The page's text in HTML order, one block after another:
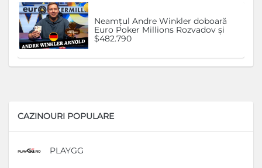
Neamțul Andre Winkler doboară
Euro Poker Millions Rozvadov și
$482.790
CAZINOURI POPULARE
PLAYGG